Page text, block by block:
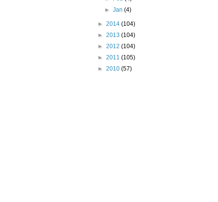
►Jan(4)
► 2014 (104)
► 2013 (104)
► 2012 (104)
► 2011 (105)
► 2010 (57)